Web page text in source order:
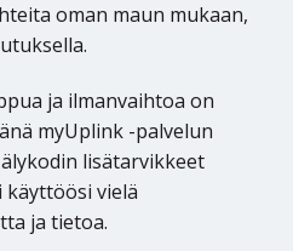
oman maun mukaan,
ja ilmanvaihtoa on
myUplink -palvelun
lisätarvikkeet
vielä
ja tietoa.